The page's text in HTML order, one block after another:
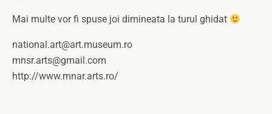
Mai multe vor fi spuse joi dimineata la turul ghidat
national.art@art.museum.ro
mnsr.arts@gmail.com
http://www.mnar.arts.ro/